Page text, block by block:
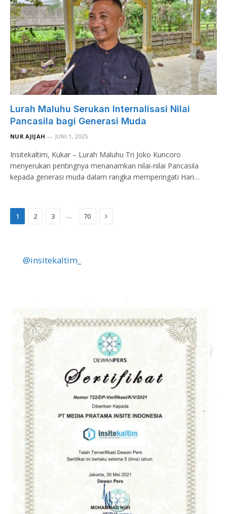
Lurah Maluhu Serukan Internalisasi Nilai
Pancasila bagi Generasi Muda
NUR AJIJAH JUNI 1, 2025
Insitekaltim, Kukar – Lurah Maluhu Tri Joko Kuncoro
menyerukan pentingnya menanamkan nilai-nilai Pancasila
kepada generasi muda dalam rangka memperingati Hari…
1 2 3 … 70 Next
@insitekaltim_